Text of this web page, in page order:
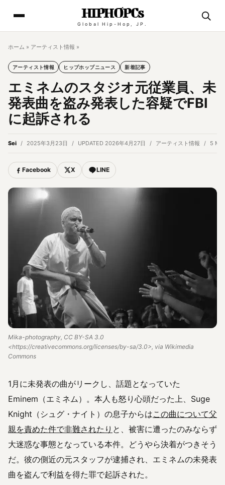
HIPHOPCs
Global Hip-Hop, JP.
ホーム » アーティスト情報 »
アーティスト情報 ヒップホップニュース 新着記事
エミネムのスタジオ元従業員、未
発表曲を盗み発表した容疑でFBI
に起訴される
Sei 2025年3月23日 UPDATED 2026年4月27日 アーティスト情報 5
Facebook X LINE
Mika-photography, CC BY-SA 3.0
<https://creativecommons.org/licenses/by-sa/3.0>, via Wikimedia
Commons
1月に未発表の曲がリークし、話題となっていた
Eminem（エミネム）。本人も怒り心頭だった上、Suge
Knight（シュグ・ナイト）の息子からはこの曲について父
親を責めた件で非難されたり と、被害に遭ったのみならず
大迷惑な事態となっている本件。どうやら決着がつきそう
だ。彼の側近の元スタッフが逮捕され、エミネムの未発表
曲を盗んで利益を得た罪で起訴された。